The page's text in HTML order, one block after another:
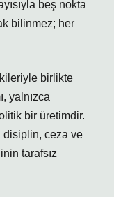
beş nokta
bilinmez; her
birlikte
yalnızca
bir üretimdir.
disiplin, ceza ve
tarafsız